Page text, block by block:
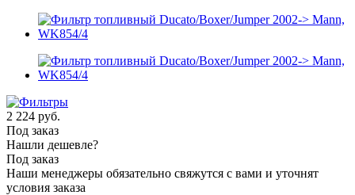
2 224 руб.
Под заказ
Нашли дешевле?
Под заказ
Наши менеджеры обязательно свяжутся с вами и уточнят
условия заказа